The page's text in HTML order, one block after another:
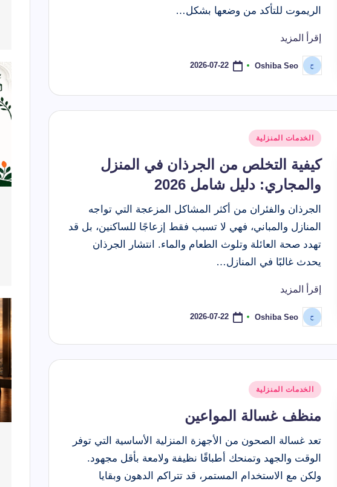
الريموت للتأكد من وضعها بشكل…
إقرأ المزيد
تمّ
Oshiba Seo
2026-07-22
نُشرالخدمات المنزلية
كيفية التخلص من الجرذان في المنزل
والمجاري: دليل شامل 2026
الجرذان والفئران من أكثر المشاكل المزعجة التي تواجه
المنازل والمباني، فهي لا تسبب فقط إزعاجًا للساكنين، بل قد
تهدد صحة العائلة وتلوث الطعام والماء. انتشار الجرذان
يحدث غالبًا في المنازل…
إقرأ المزيد
تمّ
Oshiba Seo
2026-07-22
نُشرالخدمات المنزلية
منظف غسالة المواعين
تعد غسالة الصحون من الأجهزة المنزلية الأساسية التي توفر
الوقت والجهد وتمنحك أطباقًا نظيفة ولامعة بأقل مجهود.
ولكن مع الاستخدام المستمر، قد تتراكم الدهون وبقايا